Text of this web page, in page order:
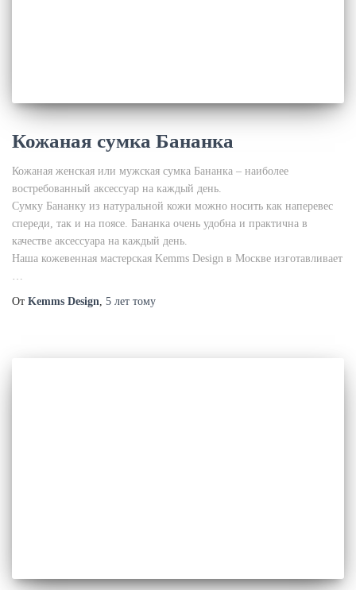
Кожаная сумка Бананка
Кожаная женская или мужская сумка Бананка – наиболее
востребованный аксессуар на каждый день.
Сумку Бананку из натуральной кожи можно носить как наперевес
спереди, так и на поясе. Бананка очень удобна и практична в
качестве аксессуара на каждый день.
Наша кожевенная мастерская Kemms Design в Москве изготавливает
От Kemms Design 5 лет тому